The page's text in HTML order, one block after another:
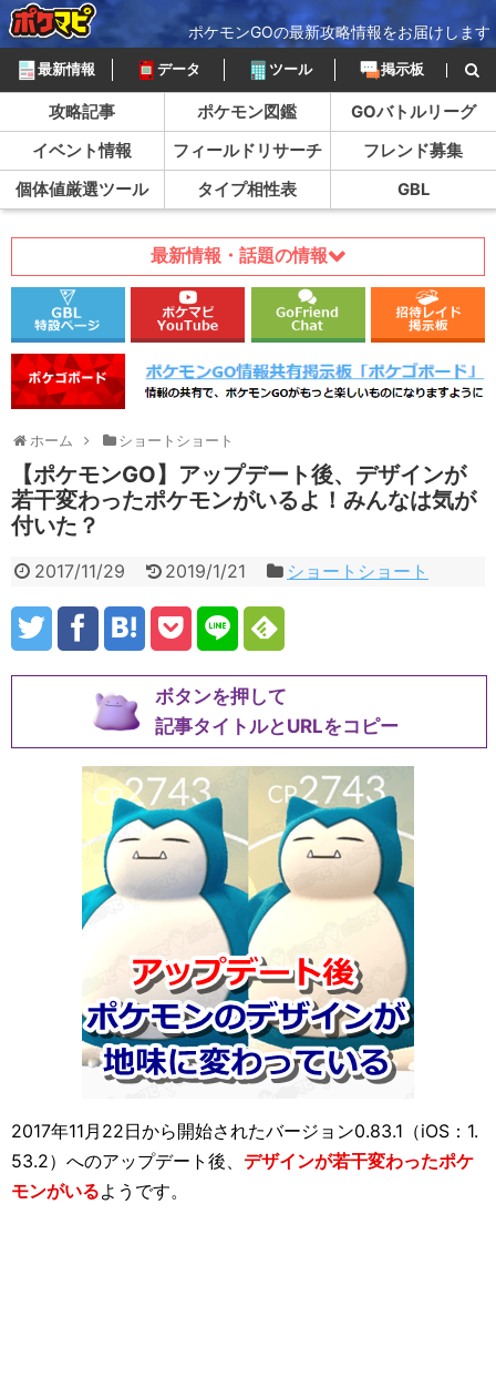
ポケモンGOの最新攻略情報をお届けします
最新情報 データ ツール 掲示板
攻略記事 ポケモン図鑑
GOバトルリーグ
イベント情報
フィールドリサーチ
フレンド募集
個体値厳選ツール
タイプ相性表 GBL
最新情報・話題の情報
ホーム ショートショート
【ポケモンGO】アップデート後、デザインが
若干変わったポケモンがいるよ！みんなは気が
付いた？
2017/11/29 2019/1/21 ショートショート
ボタンを押して
記事タイトルとURLをコピー
2017年11月22日から開始されたバージョン0.83.1（iOS：1.
53.2）へのアップデート後、 デザインが若干変わったポケ
モンがいるようです。